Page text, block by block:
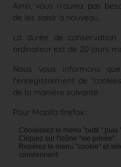
Ainsi, vous n'aurez pas
de les saisir à nouveau.
La durée de
ordinateur est de 20 jours
Nous vous informons
l'enregistrement de
de la manière suivante :
Pour Mozilla firefox :
Choisissez le menu "outil " puis
Cliquez sur l'icône "vie privée"
Repérez le menu "cookie" et
conviennent